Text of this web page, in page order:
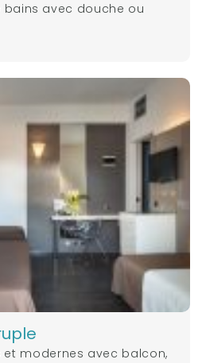
avec douche ou
modernes avec balcon,